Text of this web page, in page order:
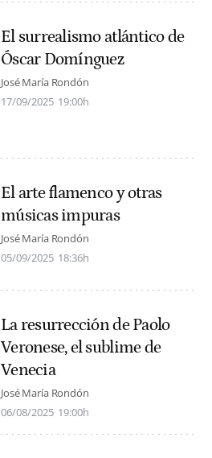
El surrealismo atlántico de
Óscar Domínguez
José María Rondón
17/09/2025 19:00h
El arte flamenco y otras
músicas impuras
José María Rondón
05/09/2025 18:36h
La resurrección de Paolo
Veronese, el sublime de
Venecia
José María Rondón
06/08/2025 19:00h